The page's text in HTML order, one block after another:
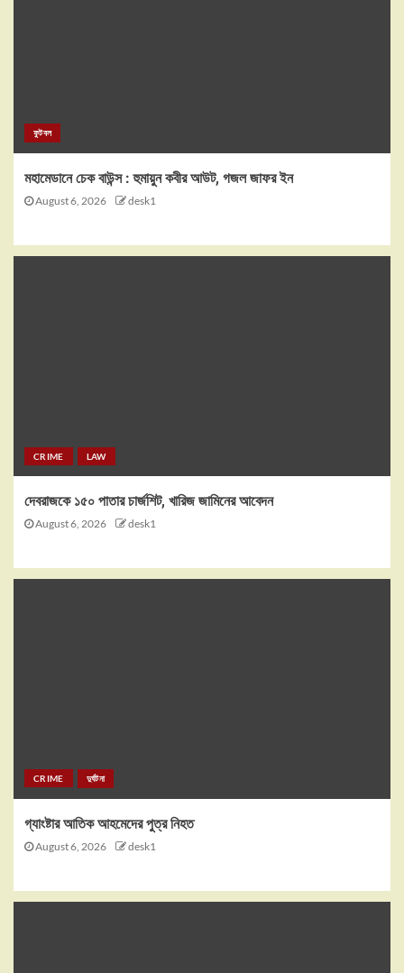
ফুটবল
মহামেডানে চেক বাউন্স : হুমায়ুন কবীর আউট, গজল জাফর ইন
August 6, 2026 desk1
CRIME LAW
দেবরাজকে ১৫০ পাতার চার্জশিট, খারিজ জামিনের আবেদন
August 6, 2026 desk1
CRIME দুর্ঘটনা
গ্যাংষ্টার আতিক আহমেদের পুত্র নিহত
August 6, 2026 desk1